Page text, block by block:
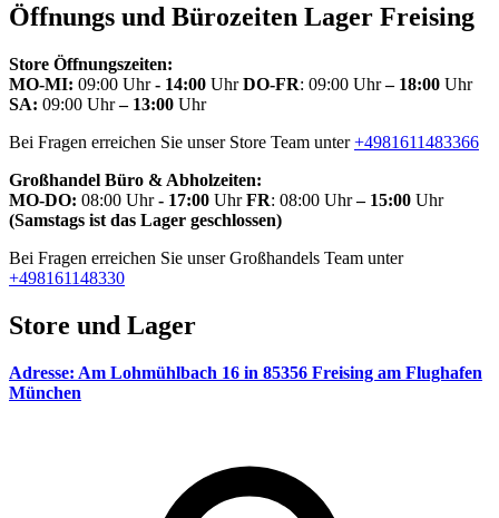
Öffnungs und Bürozeiten Lager Freising
Store Öffnungszeiten:
MO-MI: 09:00 Uhr- 14:00 UhrDO-FR: 09:00 Uhr– 18:00 Uhr
SA: 09:00 Uhr– 13:00 Uhr
Bei Fragen erreichen Sie unser Store Team unter+4981611483366
Großhandel Büro & Abholzeiten:
MO-DO: 08:00 Uhr- 17:00 UhrFR: 08:00 Uhr– 15:00 Uhr
(Samstags ist das Lager geschlossen)
Bei Fragen erreichen Sie unser Großhandels Team unter
+498161148330
Store und Lager
Adresse: Am Lohmühlbach 16 in 85356 Freising am Flughafen
München